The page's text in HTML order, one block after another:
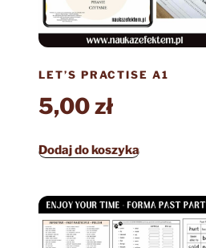
LET’S PRACTISE A1
5,00zł
Dodaj do koszyka